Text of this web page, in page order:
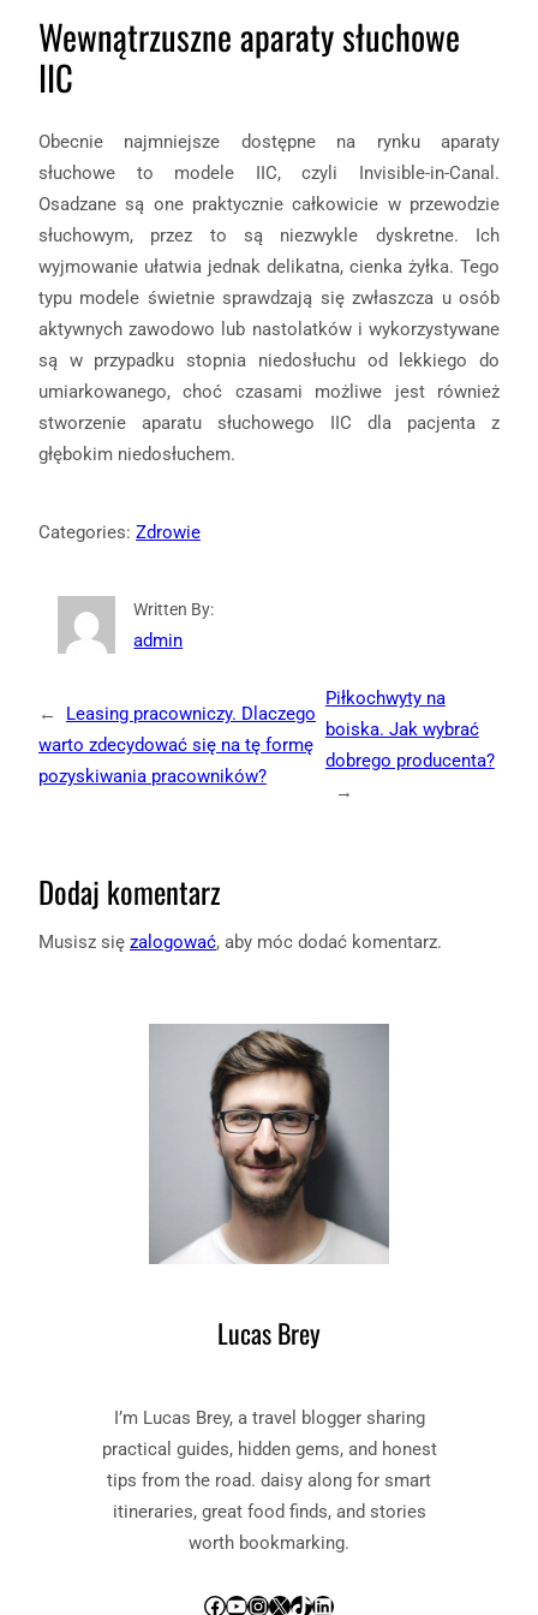
Wewnątrzuszne aparaty słuchowe
IIC
Obecnie najmniejsze dostępne na rynku aparaty
słuchowe to modele IIC, czyli Invisible-in-Canal.
Osadzane są one praktycznie całkowicie w przewodzie
słuchowym, przez to są niezwykle dyskretne. Ich
wyjmowanie ułatwia jednak delikatna, cienka żyłka. Tego
typu modele świetnie sprawdzają się zwłaszcza u osób
aktywnych zawodowo lub nastolatków i wykorzystywane
są w przypadku stopnia niedosłuchu od lekkiego do
umiarkowanego, choć czasami możliwe jest również
stworzenie aparatu słuchowego IIC dla pacjenta z
głębokim niedosłuchem.
Categories: Zdrowie
Written By:
admin
←
Leasing pracowniczy. Dlaczego
warto zdecydować się na tę formę
pozyskiwania pracowników?
Piłkochwyty na
boiska. Jak wybrać
dobrego producenta?
→
Dodaj komentarz
Musisz się zalogować, aby móc dodać komentarz.
Lucas Brey
I’m Lucas Brey, a travel blogger sharing
practical guides, hidden gems, and honest
tips from the road. daisy along for smart
itineraries, great food finds, and stories
worth bookmarking.
Facebook YouTube InstagramX TikTok LinkedIn